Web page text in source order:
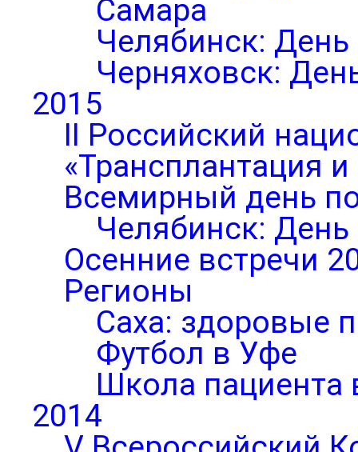
Самара
Челябинск: День
Черняховск:
2015
II Российский
«Трансплантация
Всемирный день
Челябинск: День
Осенние встречи
Регионы
Саха: здоровые
Футбол в Уфе
Школа пациента
2014